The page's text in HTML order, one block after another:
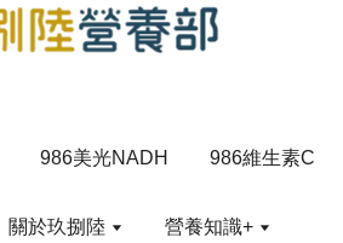
986美光NADH 986維生素C
關於玖捌陸 營養知識+